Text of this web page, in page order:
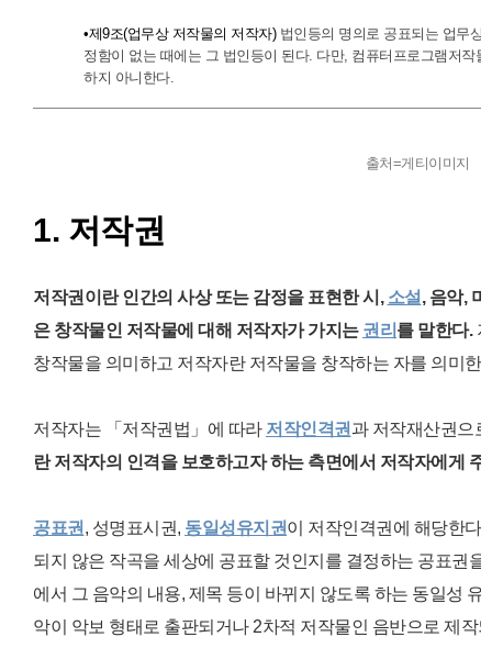
•제9조(업무상 저작물의 저작자) 법인등의 명의로 공표되는 업무상
정함이 없는 때에는 그 법인등이 된다. 다만, 컴퓨터프로그램저작
하지 아니한다.
출처=게티이미지
1. 저작권
저작권이란 인간의 사상 또는 감정을 표현한시, 소설 , 음악,
은 창작물인 저작물에 대해 저작자가 가지는 권리 를 말한다.
창작물을 의미하고 저작자란 저작물을 창작하는 자를 의미한
저작자는 「저작권법」에 따라 저작인격권 과 저작재산권으
란 저작자의 인격을 보호하고자 하는 측면에서 저작자에게
공표권 , 성명표시권, 동일성유지권이 저작인격권에 해당한다
되지 않은 작곡을 세상에 공표할 것인지를 결정하는 공표권
에서 그 음악의 내용, 제목 등이 바뀌지 않도록 하는 동일성
악이 악보 형태로 출판되거나 2차적 저작물인 음반으로 제작